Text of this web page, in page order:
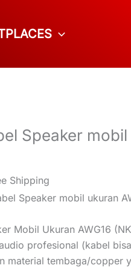
Speaker
Shipping
Speaker mobil ukuran
Mobil Ukuran AWG16
profesional (kabel
material tembaga/copper